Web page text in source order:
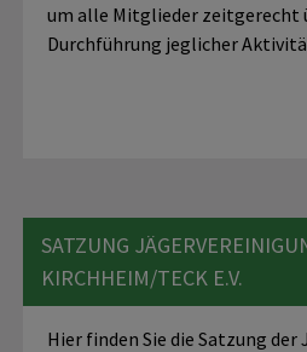
um alle Mitglieder zeitgerecht
Durchführung jeglicher
SATZUNG
KIRCHHEIM/TECK E.V.
Hier finden Sie die Satzung